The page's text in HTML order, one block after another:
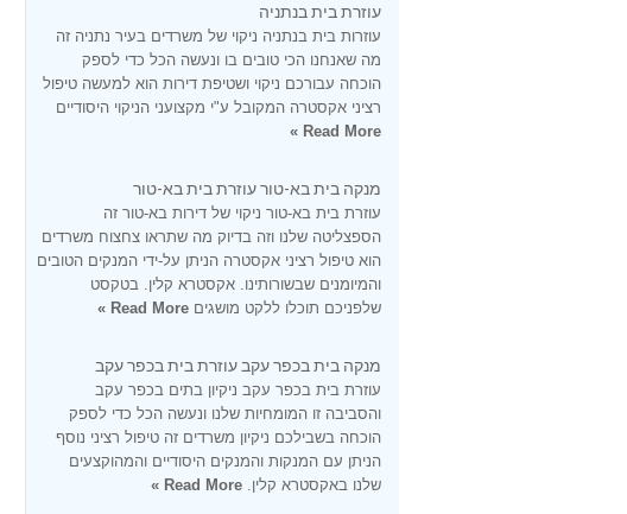
עוזרת בית בנתניה
עוזרות בית בנתניה ניקוי של משרדים בעיר נתניה זה
מה שאנחנו הכי טובים בו ונעשה הכל כדי לספק
הוכחה עבורכם ניקוי ושטיפת דירות הוא למעשה טיפול
רציני אקסטרה המקובל ע"י מקצועני הניקוי היסודיים
Read More »
מנקה בית בא-טור עוזרת בית בא-טור
עוזרת בית בא-טור ניקוי של דירות בא-טור זה
הספצליטה שלנו וזה בדיוק מה שתראו צחצוח משרדים
הוא טיפול רציני אקסטרה הניתן על-ידי המנקים הטובים
והמיומנים שבשורותינו. אקסטרא קלין. בטקסט
שלפניכם תוכלו ללקט מושגים Read More »
מנקה בית בכפר עקב עוזרת בית בכפר עקב
עוזרת בית בכפר עקב ניקיון בתים בכפר עקב
והסביבה זו המומחיות שלנו ונעשה הכל כדי לספק
הוכחה בשבילכם ניקיון משרדים זה טיפול רציני נוסף
הניתן עם המנקות והמנקים היסודיים והמהוקצעים
שלנו באקסטרא קלין. Read More »